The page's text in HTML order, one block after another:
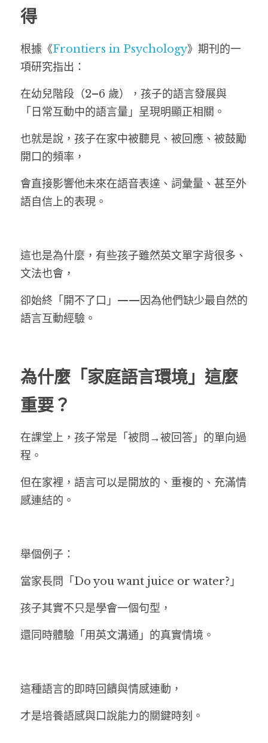
得
根據《Frontiers in Psychology》期刊的一
項研究指出：
在幼兒階段（2–6 歲），孩子的語言發展與
「日常互動中的語言量」呈現明顯正相關。
也就是說，孩子在家中被聽見、被回應、被鼓勵
開口的頻率，
會直接影響他未來在語音表達、詞彙量、甚至外
語自信上的表現。
這也是為什麼，有些孩子雖然英文單字背很多、
文法也會，
卻始終「開不了口」——因為他們缺少最自然的
語言互動經驗。
為什麼「家庭語言環境」這麼
重要？
在課堂上，孩子常是「被問→被回答」的單向過
程。
但在家裡，語言可以是開放的、重複的、充滿情
感連結的。
舉個例子：
當家長問「Do you want juice or water?」
孩子其實不只是學會一個句型，
還同時體驗「用英文溝通」的真實情境。
這種語言的即時回饋與情感連動，
才是培養語感與口說能力的關鍵時刻。